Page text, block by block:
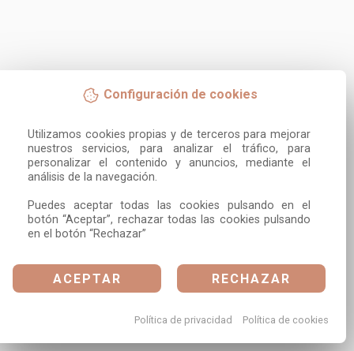
Configuración de cookies
Utilizamos cookies propias y de terceros para mejorar
nuestros servicios, para analizar el tráfico, para
personalizar el contenido y anuncios, mediante el
análisis de la navegación.
Puedes aceptar todas las cookies pulsando en el
botón “Aceptar”, rechazar todas las cookies pulsando
en el botón “Rechazar”
ACEPTAR RECHAZAR
Política de privacidad Política de cookies